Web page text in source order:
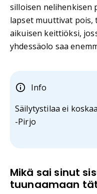
silloisen nelihenkisen
lapset muuttivat pois,
aikuisen keittiöksi,
yhdessäolo saa
Info
Säilytystilaa ei
-Pirjo
Mikä sai sinut
tuunaamaan